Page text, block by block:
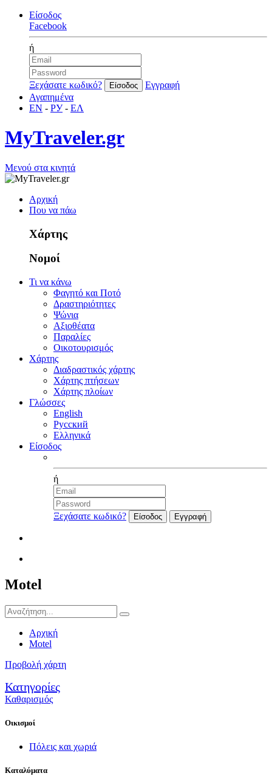
Είσοδος
Facebook
ή
Ξεχάσατε κωδικό?
Εγγραφή
Αγαπημένα
EN - РУ- ΕΛ
MyTraveler.gr
Μενού στα κινητά
Αρχική
Που να πάω
Χάρτης
Νομοί
Τι να κάνω
Φαγητό και Ποτό
Δραστηριότητες
Ψώνια
Αξιοθέατα
Παραλίες
Οικοτουρισμός
Χάρτης
Διαδραστικός χάρτης
Χάρτης πτήσεων
Χάρτης πλοίων
Γλώσσες
English
Русский
Ελληνικά
Είσοδος
ή
Ξεχάσατε κωδικό?
Motel
Αρχική
Motel
Προβολή χάρτη
Κατηγορίες
Καθαρισμός
Οικισμοί
Πόλεις και χωριά
Καταλύματα